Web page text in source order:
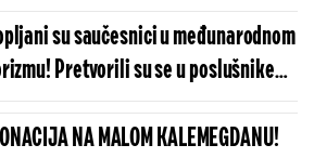
dramatična! (VIDEO)
su saučesnici u međunarodnom
Pretvorili su se u poslušnike
(VIDEO)
NA MALOM KALEMEGDANU!